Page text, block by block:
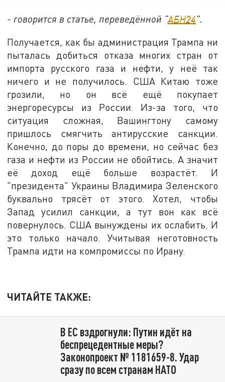
- говорится в статье, переведённой "АБН24".
Получается, как бы администрация Трампа ни
пыталась добиться отказа многих стран от
импорта русского газа и нефти, у неё так
ничего и не получилось. США Китаю тоже
грозили, но он всё ещё покупает
энергоресурсы из России. Из-за того, что
ситуация сложная, Вашингтону самому
пришлось смягчить антирусские санкции.
Конечно, до поры до времени, но сейчас без
газа и нефти из России не обойтись. А значит
её доход ещё больше возрастёт. И
"президента" Украины Владимира Зеленского
буквально трясёт от этого. Хотел, чтобы
Запад усилил санкции, а тут вон как всё
повернулось. США вынуждены их ослабить. И
это только начало. Учитывая неготовность
Трампа идти на компромиссы по Ирану.
ЧИТАЙТЕ ТАКЖЕ:
В ЕС вздрогнули: Путин идёт на
беспрецедентные меры?
Законопроект № 1181659-8. Удар
сразу по всем странам НАТО